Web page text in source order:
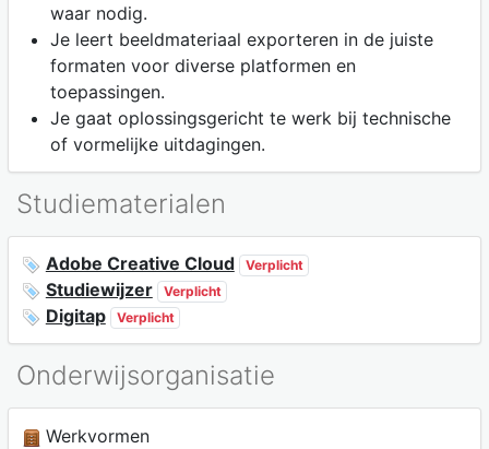
waar nodig.
Je leert beeldmateriaal exporteren in de juiste
formaten voor diverse platformen en
toepassingen.
Je gaat oplossingsgericht te werk bij technische
of vormelijke uitdagingen.
Studiematerialen
Adobe Creative Cloud Verplicht
Studiewijzer Verplicht
Digitap Verplicht
Onderwijsorganisatie
Werkvormen